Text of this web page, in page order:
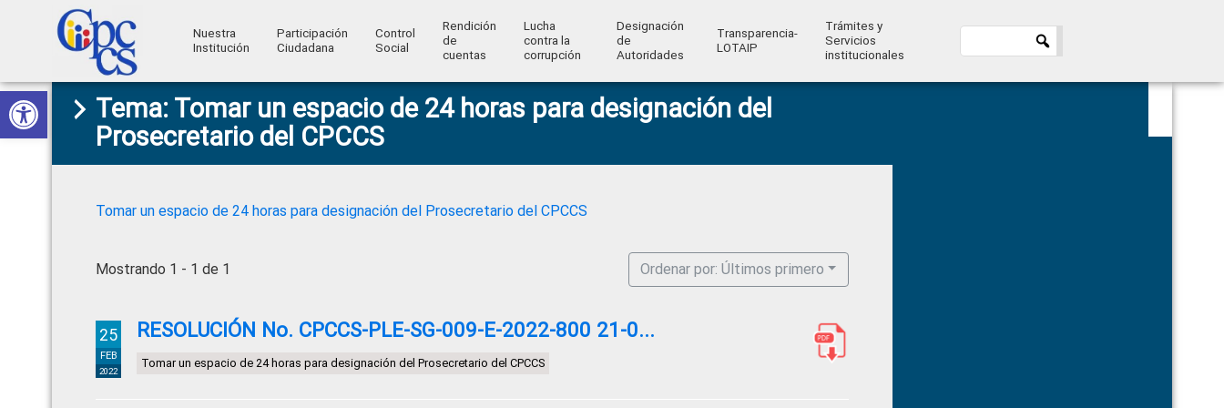
Abrir barra de herramientas
Skip
to
primary
navigation
Skip
to
main
Skip
to
primary
Skip
to
footer
Consejo
de
Participación
Social
Construyendo
Poder
Ciudadano
Nuestra
Institución
Participación
Ciudadana
Control
Social
Rendición
de
cuentas
Lucha
contra la
corrupción
Designación
de
Autoridades
Transparencia-
LOTAIP
Trámites y
Servicios
institucionales
Tema: Tomar un espacio de 24 horas para designación del
Prosecretario del CPCCS
Tomar un espacio de 24 horas para designación del Prosecretario del CPCCS
Mostrando 1 - 1 de 1 Ordenar por: Últimos primero
25
FEB
2022
RESOLUCIÓN No. CPCCS-PLE-SG-009-E-2022-800 21-0...
Tomar un espacio de 24 horas para designación del Prosecretario del CPCCS